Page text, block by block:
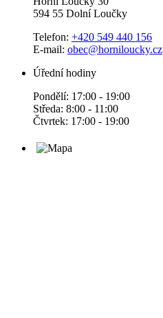
594 55 Dolní Loučky
Telefon: +420 549 440 156
E-mail: obec@horniloucky.cz
Úřední hodiny
Pondělí: 17:00 - 19:00
Středa: 8:00 - 11:00
Čtvrtek: 17:00 - 19:00